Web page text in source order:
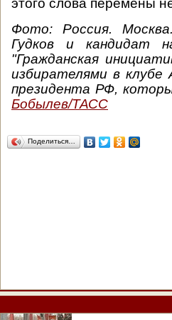
этого слова перемены
Фото: Россия.
Гудков и кандидат
"Гражданская
избирателями в клубе
президента РФ,
Бобылев/ТАСС
Поделиться…